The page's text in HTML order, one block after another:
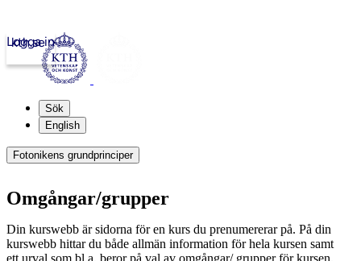
kth.se
Logga in
Sök
English
Fotonikens grundprinciper
Omgångar/grupper
Din kurswebb är sidorna för en kurs du prenumererar på. På din
kurswebb hittar du både allmän information för hela kursen samt
ett urval som bl.a. beror på val av omgångar/ grupper för kursen.